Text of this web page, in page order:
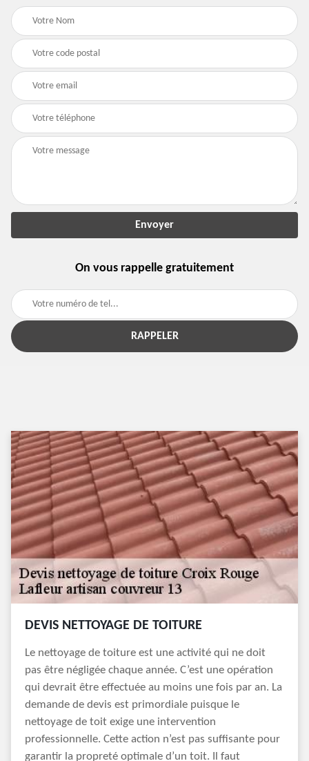
On vous rappelle gratuitement
DEVIS NETTOYAGE DE TOITURE
Le nettoyage de toiture est une activité qui ne doit
pas être négligée chaque année. C’est une opération
qui devrait être effectuée au moins une fois par an. La
demande de devis est primordiale puisque le
nettoyage de toit exige une intervention
professionnelle. Cette action n’est pas suffisante pour
garantir la propreté optimale d’un toit. Il faut